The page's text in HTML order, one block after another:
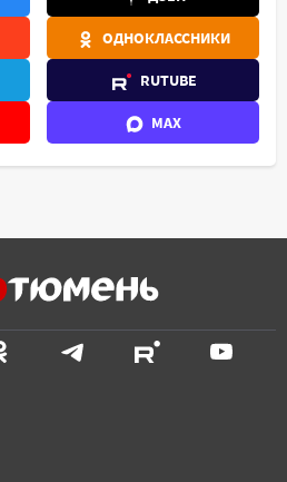
ОДНОКЛАССНИКИ
RUTUBE
MAX